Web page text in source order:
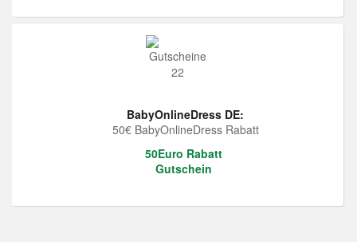
BabyOnlineDress DE:
50€ BabyOnlineDress Rabatt
50Euro Rabatt
Gutschein